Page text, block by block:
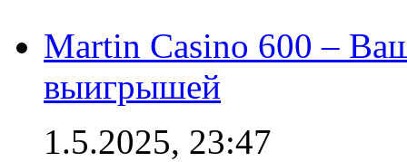
Martin Casino 600 –
выигрышей
1.5.2025, 23:47